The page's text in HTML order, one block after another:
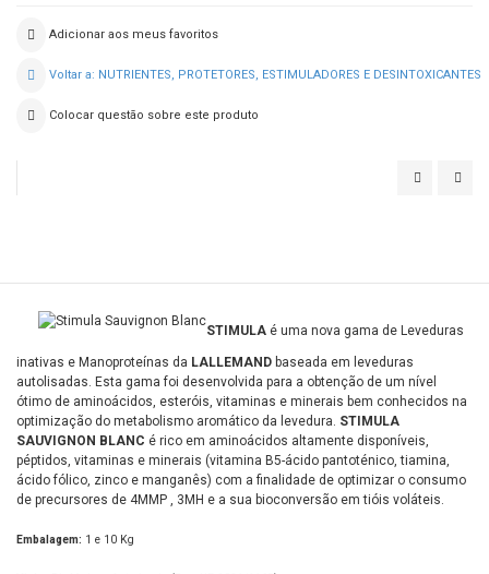
Adicionar aos meus favoritos
Voltar a: NUTRIENTES, PROTETORES, ESTIMULADORES E DESINTOXICANTES
Colocar questão sobre este produto
STIMULA
STIMULA é uma nova gama de Leveduras
inativas e Manoproteínas da LALLEMAND baseada em leveduras
autolisadas. Esta gama foi desenvolvida para a obtenção de um nível
ótimo de aminoácidos, esteróis, vitaminas e minerais bem conhecidos na
optimização do metabolismo aromático da levedura. STIMULA
SAUVIGNON BLANC é rico em aminoácidos altamente disponíveis,
péptidos, vitaminas e minerais (vitamina B5-ácido pantoténico, tiamina,
ácido fólico, zinco e manganês) com a finalidade de optimizar o consumo
de precursores de 4MMP , 3MH e a sua bioconversão em tióis voláteis.
Embalagem: 1 e 10 Kg